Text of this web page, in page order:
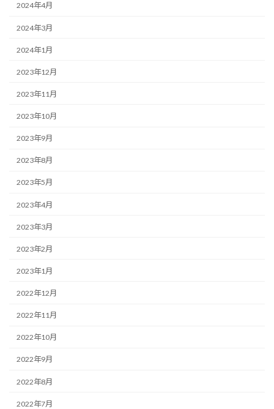
2024年4月
2024年3月
2024年1月
2023年12月
2023年11月
2023年10月
2023年9月
2023年8月
2023年5月
2023年4月
2023年3月
2023年2月
2023年1月
2022年12月
2022年11月
2022年10月
2022年9月
2022年8月
2022年7月